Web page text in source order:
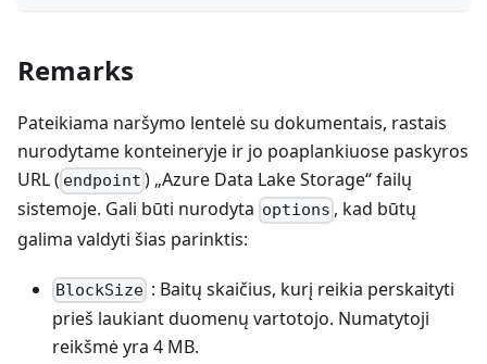
Remarks
Pateikiama naršymo lentelė su dokumentais, rastais
nurodytame konteineryje ir jo poaplankiuose paskyros
URL ( endpoint ) „Azure Data Lake Storage“ failų
sistemoje. Gali būti nurodyta options , kad būtų
galima valdyti šias parinktis:
BlockSize : Baitų skaičius, kurį reikia perskaityti
prieš laukiant duomenų vartotojo. Numatytoji
reikšmė yra 4 MB.